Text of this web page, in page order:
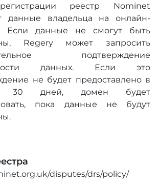
реестр Nominet
данные владельца на онлайн-
Если данные не смогут быть
Regery может запросить
подтверждение
данных. Если это
не будет предоставлено в
30 дней, домен будет
пока данные не будут
disputes/drs/policy/